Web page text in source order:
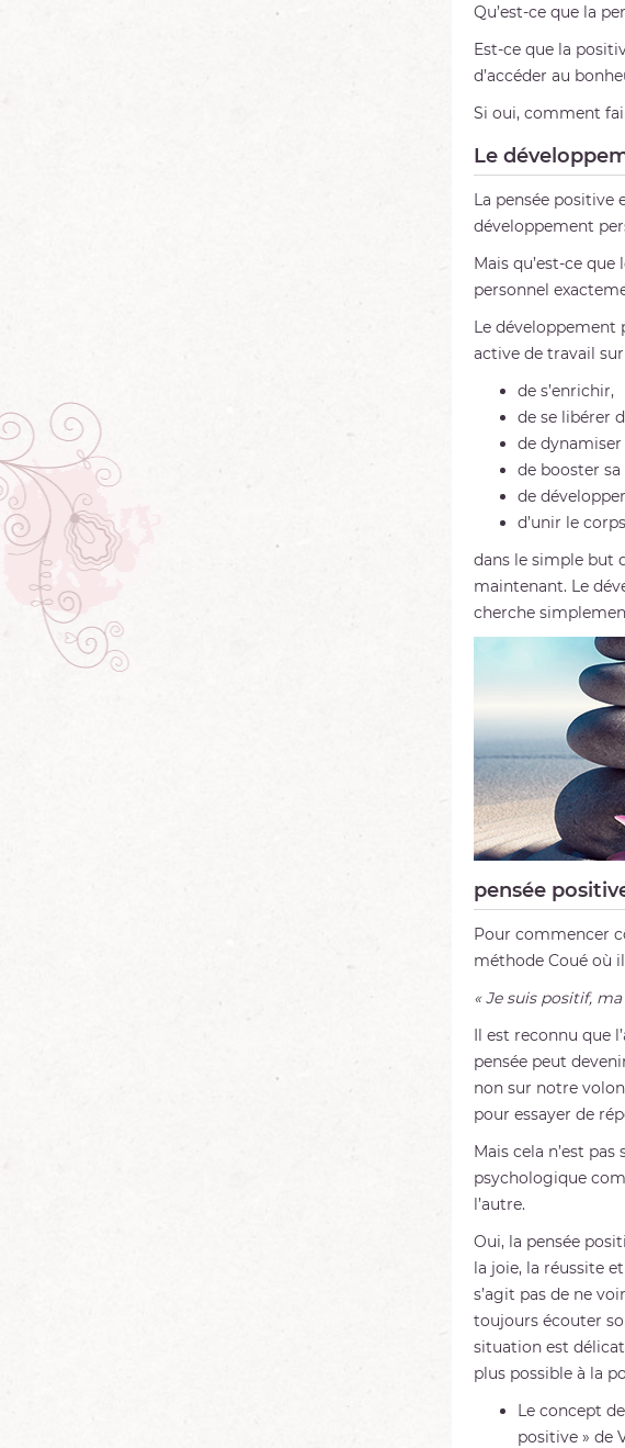
Qu’est-ce que la
Est-ce que la
d’accéder au
Si oui, comment
Le
La pensée positive
développement
Mais qu’est-ce
personnel
Le développement
active de travail
de s’enrichir,
de se libérer
de
de booster
de
d’unir le
dans le simple but
maintenant. Le
cherche
pensée
Pour commencer
méthode Coué où
« Je suis positif,
Il est reconnu que
pensée peut
non sur notre
pour essayer de
Mais cela n’est
psychologique
l’autre.
Oui, la pensée
la joie, la réussite
s’agit pas de ne
toujours écouter
situation est
plus possible à la
Le concept
positive » de